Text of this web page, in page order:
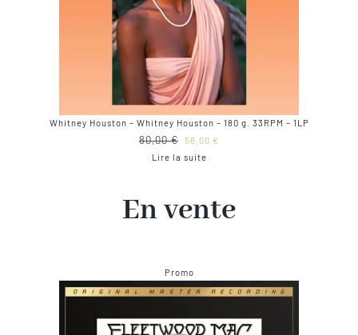
Whitney Houston – Whitney Houston – 180 g. 33RPM – 1LP
80,00€
Le
prix
80,00 €.
56,00 €
Lire la suite
En vente
PromoProduit
en